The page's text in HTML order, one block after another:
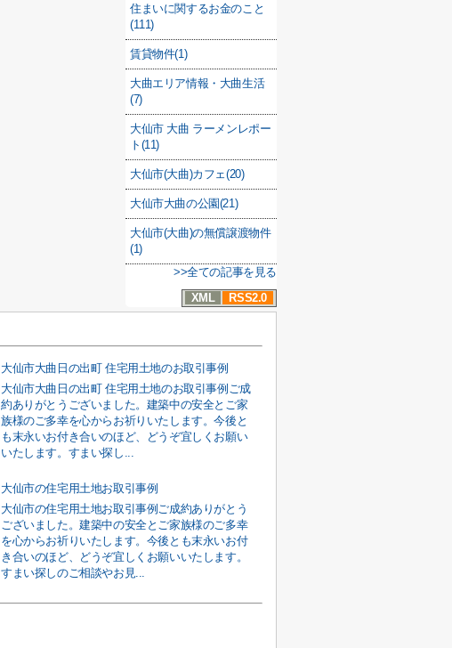
住まいに関するお金のこと
(111)
賃貸物件(1)
大曲エリア情報・大曲生活
(7)
大仙市 大曲 ラーメンレポー
ト(11)
大仙市(大曲)カフェ(20)
大仙市大曲の公園(21)
大仙市(大曲)の無償譲渡物件
(1)
>>全ての記事を見る
XML
RSS2.0
大仙市大曲日の出町 住宅用土地のお取引事例
大仙市大曲日の出町 住宅用土地のお取引事例ご成
約ありがとうございました。建築中の安全とご家
族様のご多幸を心からお祈りいたします。今後と
も末永いお付き合いのほど、どうぞ宜しくお願い
いたします。すまい探し...
大仙市の住宅用土地お取引事例
大仙市の住宅用土地お取引事例ご成約ありがとう
ございました。建築中の安全とご家族様のご多幸
を心からお祈りいたします。今後とも末永いお付
き合いのほど、どうぞ宜しくお願いいたします。
すまい探しのご相談やお見...